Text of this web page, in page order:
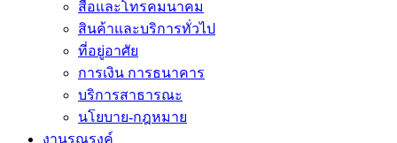
สื่อและโทรคมนาคม
สินค้าและบริการทั่วไป
ที่อยู่อาศัย
การเงิน การธนาคาร
บริการสาธารณะ
นโยบาย-กฎหมาย
งานรณรงค์